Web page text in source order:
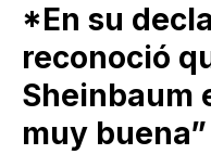
*En su
reconoció
Sheinbaum
muy buena”